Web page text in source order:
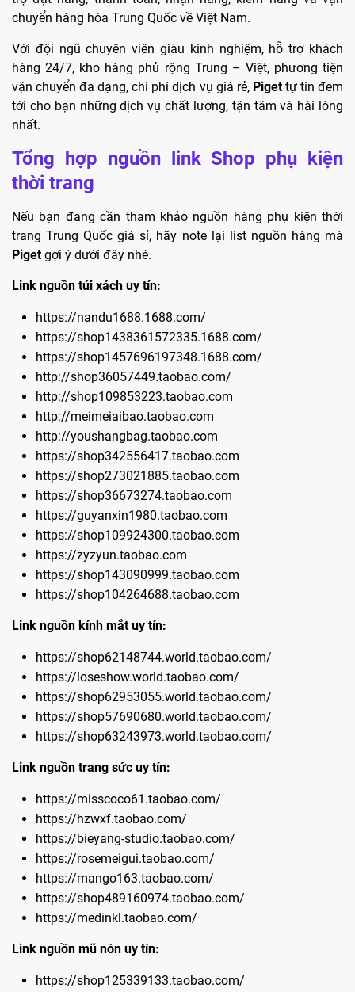
chuyển hàng hóa Trung Quốc về Việt Nam.
Với đội ngũ chuyên viên giàu kinh nghiệm, hỗ trợ khách
hàng 24/7, kho hàng phủ rộng Trung – Việt, phương tiện
vận chuyển đa dạng, chi phí dịch vụ giá rẻ, Pigettự tin đem
tới cho bạn những dịch vụ chất lượng, tận tâm và hài lòng
nhất.
Tổng hợp nguồn link Shop phụ kiện
thời trang
Nếu bạn đang cần tham khảo nguồn hàng phụ kiện thời
trang Trung Quốc giá sỉ, hãy note lại list nguồn hàng mà
Pigetgợi ý dưới đây nhé.
Link nguồn túi xách uy tín:
https://nandu1688.1688.com/
https://shop1438361572335.1688.com/
https://shop1457696197348.1688.com/
http://shop36057449.taobao.com/
http://shop109853223.taobao.com
http://meimeiaibao.taobao.com
http://youshangbag.taobao.com
https://shop342556417.taobao.com
https://shop273021885.taobao.com
https://shop36673274.taobao.com
https://guyanxin1980.taobao.com
https://shop109924300.taobao.com
https://zyzyun.taobao.com
https://shop143090999.taobao.com
https://shop104264688.taobao.com
Link nguồn kính mắt uy tín:
https://shop62148744.world.taobao.com/
https://loseshow.world.taobao.com/
https://shop62953055.world.taobao.com/
https://shop57690680.world.taobao.com/
https://shop63243973.world.taobao.com/
Link nguồn trang sức uy tín:
https://misscoco61.taobao.com/
https://hzwxf.taobao.com/
https://bieyang-studio.taobao.com/
https://rosemeigui.taobao.com/
https://mango163.taobao.com/
https://shop489160974.taobao.com/
https://medinkl.taobao.com/
Link nguồn mũ nón uy tín:
https://shop125339133.taobao.com/